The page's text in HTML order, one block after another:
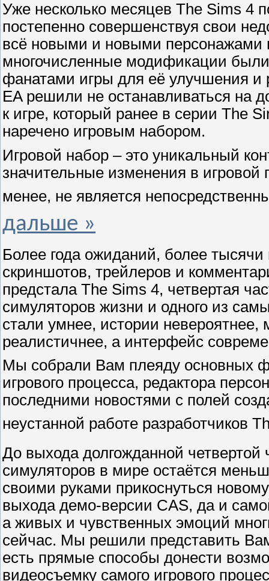
Уже несколько месяцев The Sims 4
постепенно совершенствуя свои
всё новыми и новыми персонажами
многочисленные модификации
фанатами игры для её улучшения и
EA решили не останавливаться на
к игре, который ранее в серии The
наречено игровым набором.
Игровой набор – это уникальный
значительные изменения в
менее, не является
дальше »
Более года ожиданий, более
скриншотов, трейлеров и
предстала The Sims 4, четвертая
симуляторов жизни и одного из
стали умнее, истории
реалистичнее, а интерфейс
Мы собрали Вам плеяду основных
игрового процесса, редактора
последними новостями с полей
неустанной работе разработчиков
До выхода долгожданной
симуляторов в мире остаётся
своими руками прикоснуться
выхода демо-версии CAS, да и
а живых и чувственных эмоций
сейчас. Мы решили представить
есть прямые способы донести
видеосъемку самого игрового